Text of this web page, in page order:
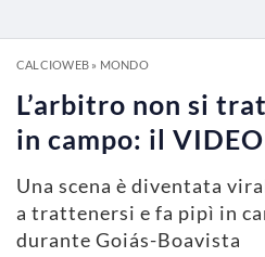
CALCIOWEB» MONDO
L’arbitro non si
in campo: il
Una scena è diventata
a trattenersi e fa pipì in
durante Goiás-Boavista